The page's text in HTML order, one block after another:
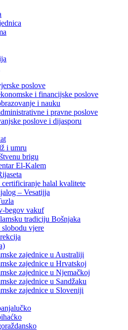
poslove
i financijske poslove
i nauku
i pravne poslove
poslove i dijasporu
i umru
brigu
El-Kalem
certificiranje halal kvalitete
– Vesatijja
begov vakuf
tradiciju Bošnjaka
vjere
zajednice u Australiji
zajednice u Hrvatskoj
zajednice u Njemačkoj
zajednice u Sandžaku
zajednice u Sloveniji